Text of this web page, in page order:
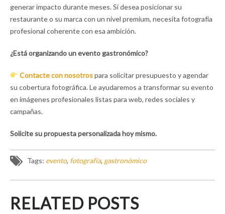
generar impacto durante meses. Si desea posicionar su
restaurante o su marca con un nivel premium, necesita fotografía
profesional coherente con esa ambición.
¿Está organizando un evento gastronómico?
Contacte con nosotrospara solicitar presupuesto y agendar
su cobertura fotográfica. Le ayudaremos a transformar su evento
en imágenes profesionales listas para web, redes sociales y
campañas.
Solicite su propuesta personalizada hoy mismo.
Tags: evento, fotografía, gastronómico
RELATED POSTS